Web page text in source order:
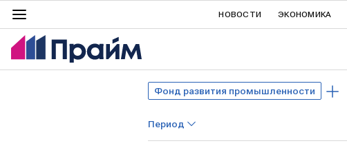
НОВОСТИ ЭКОНОМИКА
Фонд развития промышленности
Период